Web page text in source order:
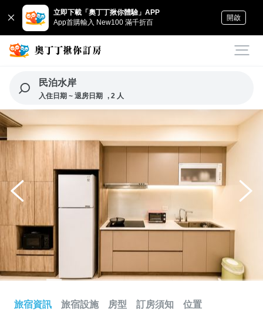
立即下載「奧丁丁揪你體驗」APP
App首購輸入 New100 滿千折百
開啟
民泊水岸
入住日期 ~ 退房日期 , 2 人
旅宿資訊 旅宿設施 房型 訂房須知 位置